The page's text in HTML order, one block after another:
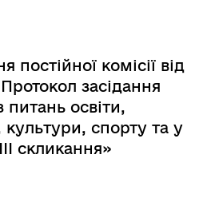
постійної комісії від
засідання
питань освіти,
культури, спорту та у
скликання»